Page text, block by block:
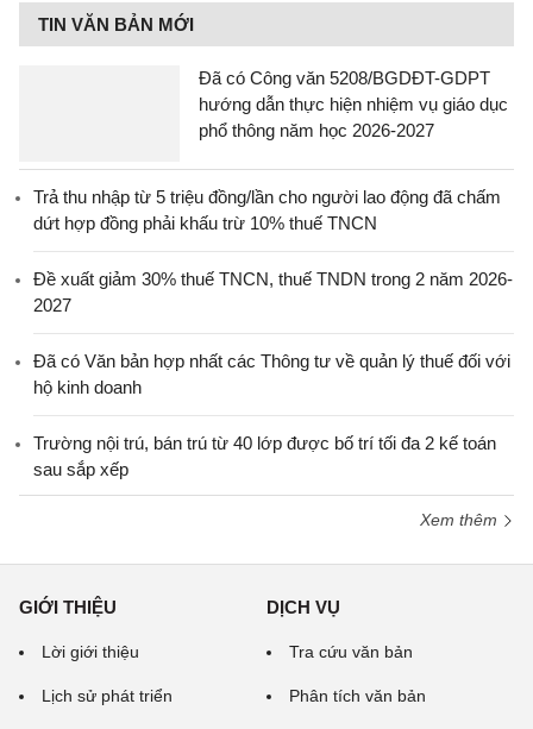
TIN VĂN BẢN MỚI
Đã có Công văn 5208/BGDĐT-GDPT
hướng dẫn thực hiện nhiệm vụ giáo dục
phổ thông năm học 2026-2027
Trả thu nhập từ 5 triệu đồng/lần cho người lao động đã chấm
dứt hợp đồng phải khấu trừ 10% thuế TNCN
Đề xuất giảm 30% thuế TNCN, thuế TNDN trong 2 năm 2026-
2027
Đã có Văn bản hợp nhất các Thông tư về quản lý thuế đối với
hộ kinh doanh
Trường nội trú, bán trú từ 40 lớp được bố trí tối đa 2 kế toán
sau sắp xếp
Xem thêm
GIỚI THIỆU
Lời giới thiệu
Lịch sử phát triển
DỊCH VỤ
Tra cứu văn bản
Phân tích văn bản